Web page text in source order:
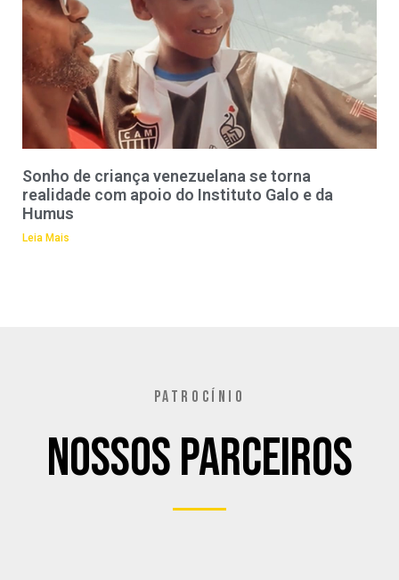
Sonho de criança venezuelana se torna
realidade com apoio do Instituto Galo e da
Humus
Leia Mais
PATROCÍNIO
Nossos Parceiros